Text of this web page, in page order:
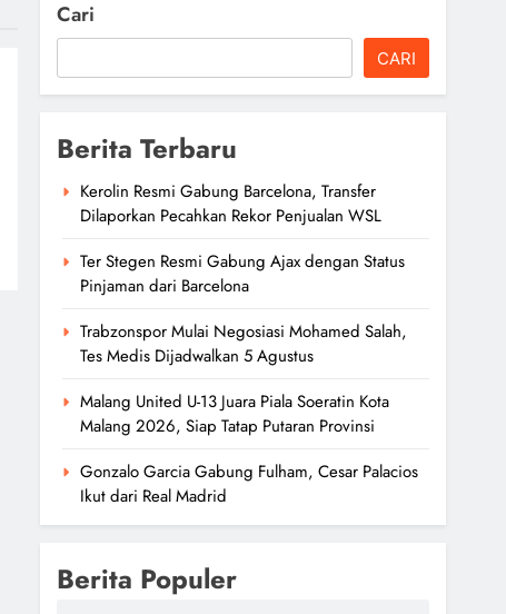
Cari
CARI
Berita Terbaru
Kerolin Resmi Gabung Barcelona, Transfer
Dilaporkan Pecahkan Rekor Penjualan WSL
Ter Stegen Resmi Gabung Ajax dengan Status
Pinjaman dari Barcelona
Trabzonspor Mulai Negosiasi Mohamed Salah,
Tes Medis Dijadwalkan 5 Agustus
Malang United U-13 Juara Piala Soeratin Kota
Malang 2026, Siap Tatap Putaran Provinsi
Gonzalo Garcia Gabung Fulham, Cesar Palacios
Ikut dari Real Madrid
Berita Populer